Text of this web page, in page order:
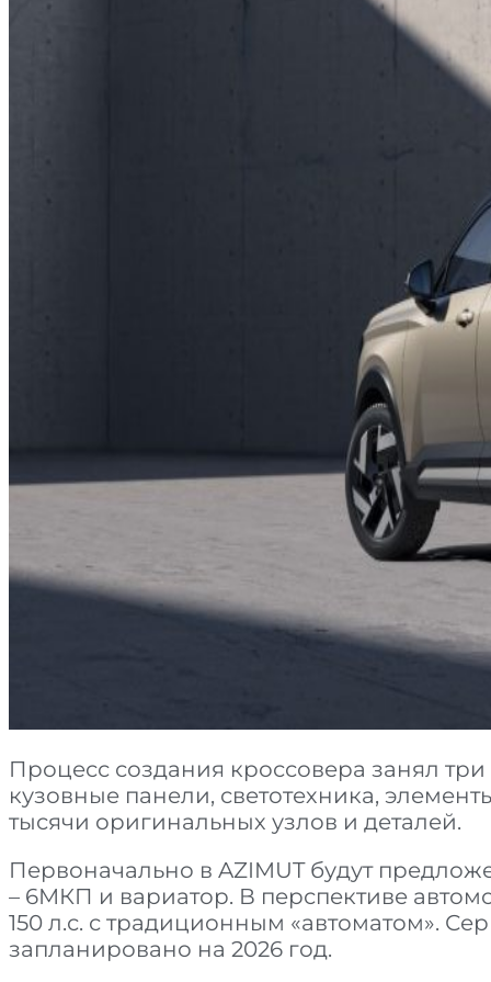
Процесс создания кроссовера занял
кузовные панели, светотехника,
тысячи оригинальных узлов и деталей.
Первоначально в AZIMUT будут
– 6МКП и вариатор. В перспективе
150 л.с. с традиционным «автоматом».
запланировано на 2026 год.